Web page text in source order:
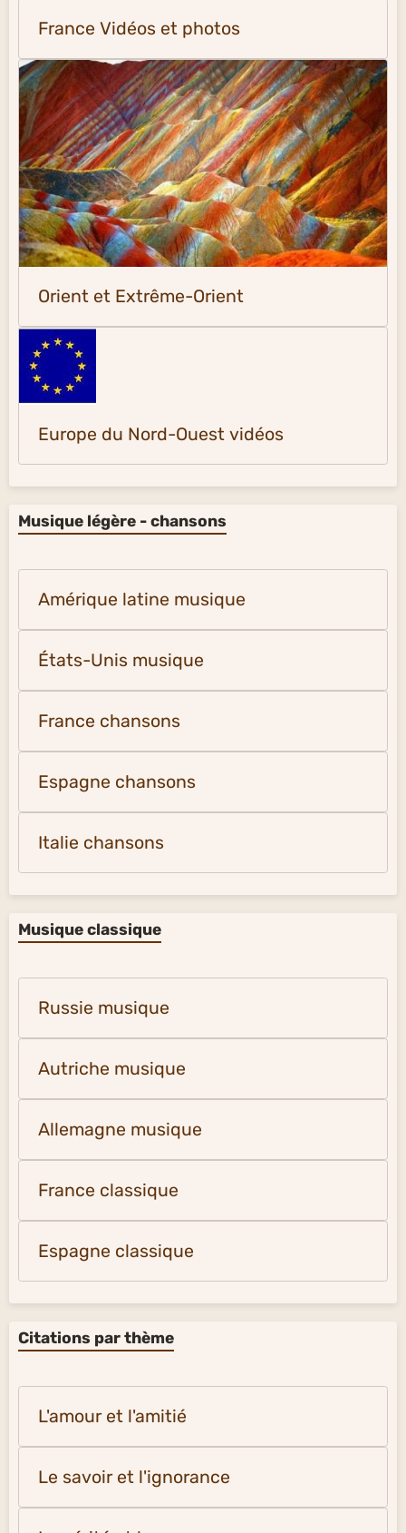
France Vidéos et photos
Orient et Extrême-Orient
Europe du Nord-Ouest vidéos
Musique légère - chansons
Amérique latine musique
États-Unis musique
France chansons
Espagne chansons
Italie chansons
Musique classique
Russie musique
Autriche musique
Allemagne musique
France classique
Espagne classique
Citations par thème
L'amour et l'amitié
Le savoir et l'ignorance